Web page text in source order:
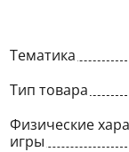
Тематика
Тип товара
Физические
игры